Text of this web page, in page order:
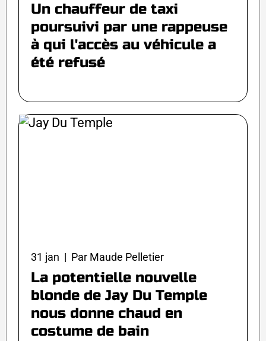
Un chauffeur de taxi
poursuivi par une rappeuse
à qui l'accès au véhicule a
été refusé
31 jan | Par Maude Pelletier
La potentielle nouvelle
blonde de Jay Du Temple
nous donne chaud en
costume de bain